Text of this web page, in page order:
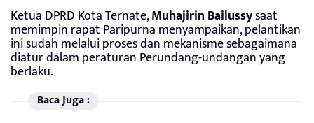
Ketua DPRD Kota Ternate,Muhajirin Bailussysaat
memimpin rapat Paripurna menyampaikan, pelantikan
ini sudah melalui proses dan mekanisme sebagaimana
diatur dalam peraturan Perundang-undangan yang
berlaku.
Baca Juga :